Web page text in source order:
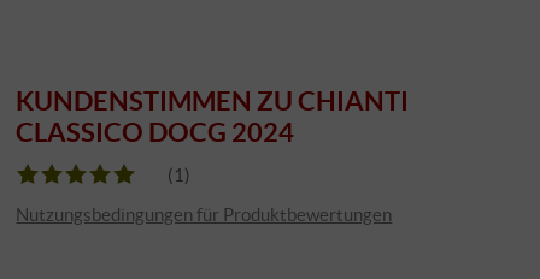
KUNDENSTIMMEN ZU CHIANTI
CLASSICO DOCG 2024
(1)
Nutzungsbedingungen für Produktbewertungen